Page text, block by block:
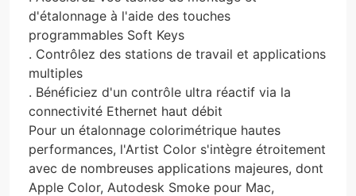
d'étalonnage à l'aide des touches
programmables Soft Keys
. Contrôlez des stations de travail et applications
multiples
. Bénéficiez d'un contrôle ultra réactif via la
connectivité Ethernet haut débit
Pour un étalonnage colorimétrique hautes
performances, l'Artist Color s'intègre étroitement
avec de nombreuses applications majeures, dont
Apple Color, Autodesk Smoke pour Mac,